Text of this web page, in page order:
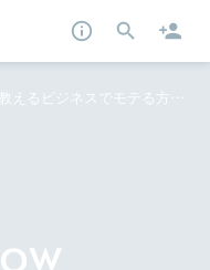
ゆうこす菅本裕子が教えるビジネスでモテる方法！ 起業家・マーケターも必読